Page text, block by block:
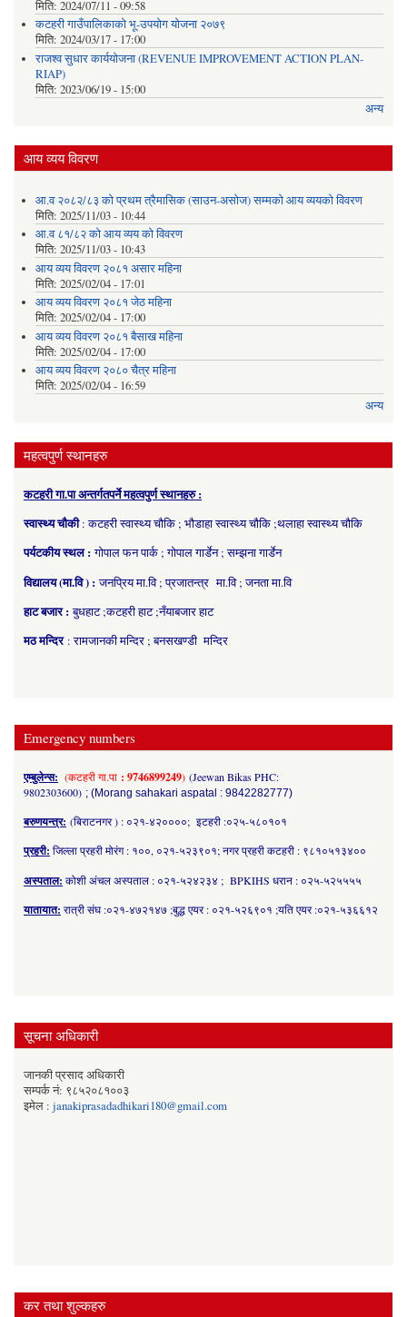
मिति: 2024/07/11 - 09:58
कटहरी गाउँपालिकाको भू-उपयोग योजना २०७९
मिति: 2024/03/17 - 17:00
राजश्व सुधार कार्ययोजना (REVENUE IMPROVEMENT ACTION PLAN-
RIAP)
मिति: 2023/06/19 - 15:00
अन्य
आय व्यय विवरण
आ.व २०८२/८३ को प्रथम त्रैमासिक (साउन-असोज) सम्मको आय व्ययको विवरण
मिति: 2025/11/03 - 10:44
आ.व ८१/८२ को आय व्यय को विवरण
मिति: 2025/11/03 - 10:43
आय व्यय विवरण २०८१ असार महिना
मिति: 2025/02/04 - 17:01
आय व्यय विवरण २०८१ जेठ महिना
मिति: 2025/02/04 - 17:00
आय व्यय विवरण २०८१ बैसाख महिना
मिति: 2025/02/04 - 17:00
आय व्यय विवरण २०८० चैत्र महिना
मिति: 2025/02/04 - 16:59
अन्य
महत्वपुर्ण स्थानहरु
कटहरी गा.पा अन्तर्गतपर्ने महत्वपुर्ण स्थानहरु :
स्वास्थ्य चौकी: कटहरी स्वास्थ्य चौकि ; भौडाहा स्वास्थ्य चौकि ;थलाहा स्वास्थ्य चौकि
पर्यटकीय स्थल :गोपाल फन पार्क ; गोपाल गार्डेन ; सम्झना गार्डेन
विद्यालय (मा.वि ) :जनप्रिय मा.वि ; प्रजातन्त्र मा.वि ; जनता मा.वि
हाट बजार :बुधहाट ;कटहरी हाट ;नँयाबजार हाट
मठ मन्दिर : रामजानकी मन्दिर ; बनसखण्डी मन्दिर
Emergency numbers
एम्बुलेन्स: (कटहरी गा.पा : 9746899249) (Jeewan Bikas PHC:
9802303600) ; (Morang sahakari aspatal : 9842282777)
बरुणयन्त्र: (बिराटनगर ) : ०२१-४२००००; इटहरी :०२५-५८०१०१
प्रहरी: जिल्ला प्रहरी मोरंग : १००, ०२१-५२३९०१; नगर प्रहरी कटहरी : ९८१०५१३४००
अस्पताल: कोशी अंचल अस्पताल : ०२१-५२४२३४ ; BPKIHS धरान : ०२५-५२५५५५
यातायात: रात्री संघ :०२१-४७२१४७ ;बुद्ध एयर : ०२१-५२६९०१ ;यति एयर :०२१-५३६६१२
सूचना अधिकारी
जानकी प्रसाद अधिकारी
सम्पर्क नं: ९८५२०८१००३
इमेल : janakiprasadadhikari180@gmail.com
कर तथा शुल्कहरु